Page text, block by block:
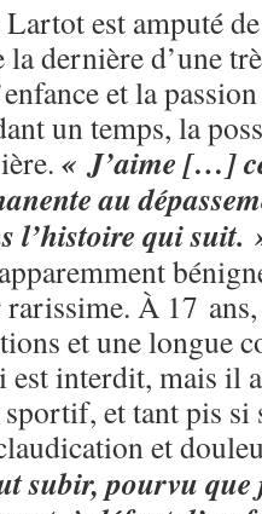
est amputé
la dernière d’une
et la
un temps, la
« J’aime […]
au
l’histoire qui suit.
À 17
et une longue
est interdit, mais il
et tant pis si
et
subir, pourvu que